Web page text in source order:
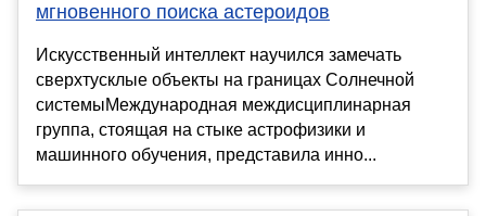
мгновенного поиска астероидов
Искусственный интеллект научился замечать
сверхтусклые объекты на границах Солнечной
системыМеждународная междисциплинарная
группа, стоящая на стыке астрофизики и
машинного обучения, представила инно...